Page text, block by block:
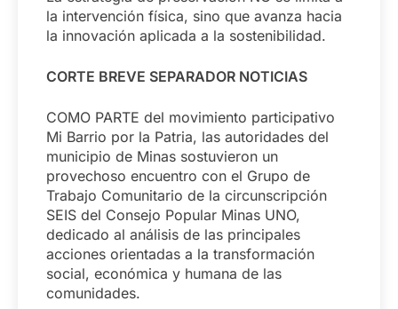
la intervención física, sino que avanza hacia
la innovación aplicada a la sostenibilidad.
CORTE BREVE SEPARADOR NOTICIAS
COMO PARTE del movimiento participativo
Mi Barrio por la Patria, las autoridades del
municipio de Minas sostuvieron un
provechoso encuentro con el Grupo de
Trabajo Comunitario de la circunscripción
SEIS del Consejo Popular Minas UNO,
dedicado al análisis de las principales
acciones orientadas a la transformación
social, económica y humana de las
comunidades.